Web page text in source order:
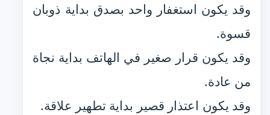
وقد يكون استغفار واحد بصدق بداية ذوبان
قسوة.
وقد يكون قرار صغير في الهاتف بداية نجاة
من عادة.
وقد يكون اعتذار قصير بداية تطهير علاقة.